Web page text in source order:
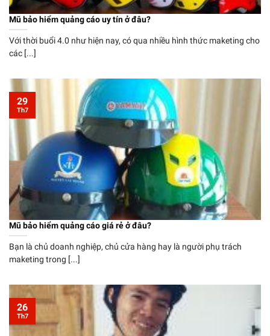
Mũ bảo hiểm quảng cáo uy tín ở đâu?
Với thời buổi 4.0 như hiện nay, có qua nhiều hình thức maketing cho
các [...]
Mũ bảo hiểm quảng cáo giá rẻ ở đâu?
Bạn là chủ doanh nghiệp, chủ cửa hàng hay là người phụ trách
maketing trong [...]
29
Th7
26
Th7